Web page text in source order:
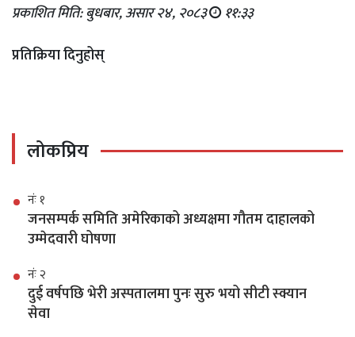
प्रकाशित मिति: बुधबार, असार २४, २०८३ ११:३३
प्रतिक्रिया दिनुहोस्
लोकप्रिय
नंः १
जनसम्पर्क समिति अमेरिकाको अध्यक्षमा गौतम दाहालको
उम्मेदवारी घोषणा
नंः २
दुई वर्षपछि भेरी अस्पतालमा पुनः सुरु भयो सीटी स्क्यान
सेवा